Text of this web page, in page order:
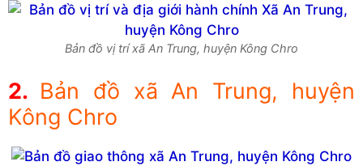
Bản đồ vị trí xã An Trung, huyện Kông Chro
Bản đồ xã An Trung, huyện
Kông Chro